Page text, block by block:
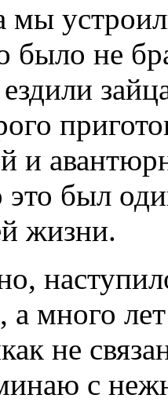
мы
было не
и
был
жизни.
а много
не
с